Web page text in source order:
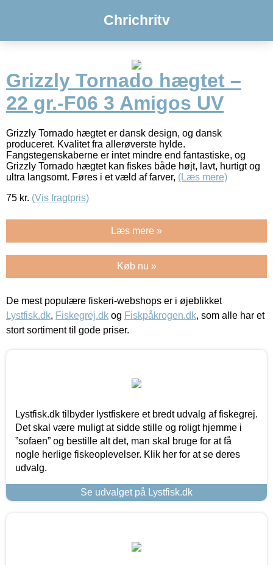
Chrichritv
Grizzly Tornado hægtet –
22 gr.-F06 3 Amigos UV
Grizzly Tornado hægtet er dansk design, og dansk
produceret. Kvalitet fra allerøverste hylde.
Fangstegenskaberne er intet mindre end fantastiske, og
Grizzly Tornado hægtet kan fiskes både højt, lavt, hurtigt og
ultra langsomt. Føres i et væld af farver, (Læs mere)
75 kr. (Vis fragtpris)
Læs mere »
Køb nu »
De mest populære fiskeri-webshops er i øjeblikket
Lystfisk.dk, Fiskegrej.dk og Fiskpåkrogen.dk, som alle har et
stort sortiment til gode priser.
Lystfisk.dk tilbyder lystfiskere et bredt udvalg af fiskegrej.
Det skal være muligt at sidde stille og roligt hjemme i
”sofaen” og bestille alt det, man skal bruge for at få
nogle herlige fiskeoplevelser. Klik her for at se deres
udvalg.
Se udvalget på Lystfisk.dk